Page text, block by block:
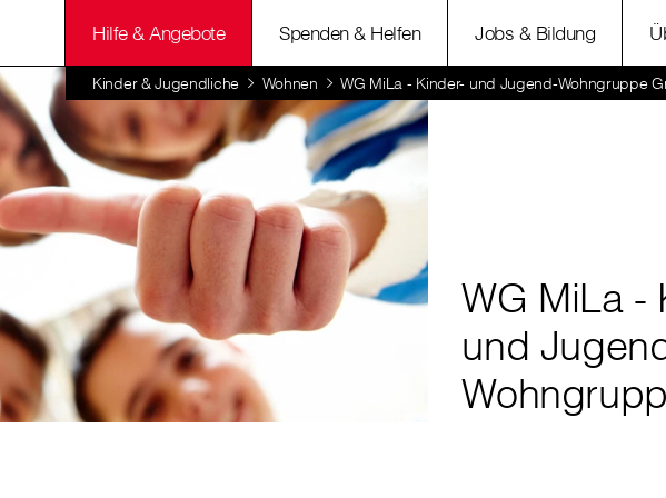
Hilfe & Angebote Spenden & Helfen Jobs & Bildung
Kinder & Jugendliche Wohnen WG MiLa - Kinder- und Jugend-Wohngruppe
WG MiLa -
und